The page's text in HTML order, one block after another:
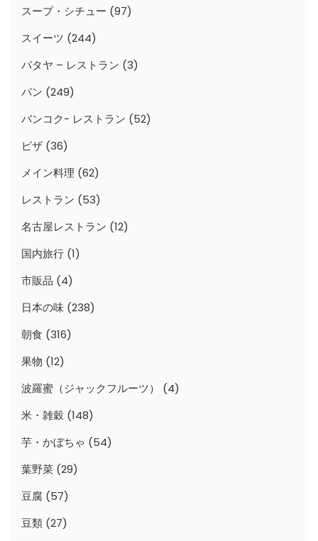
スープ・シチュー (97)
スイーツ (244)
パタヤ – レストラン (3)
パン (249)
バンコク- レストラン (52)
ピザ (36)
メイン料理 (62)
レストラン (53)
名古屋レストラン (12)
国内旅行 (1)
市販品 (4)
日本の味 (238)
朝食 (316)
果物 (12)
波羅蜜（ジャックフルーツ）
(4)
米・雑穀 (148)
芋・かぼちゃ (54)
葉野菜 (29)
豆腐 (57)
豆類 (27)